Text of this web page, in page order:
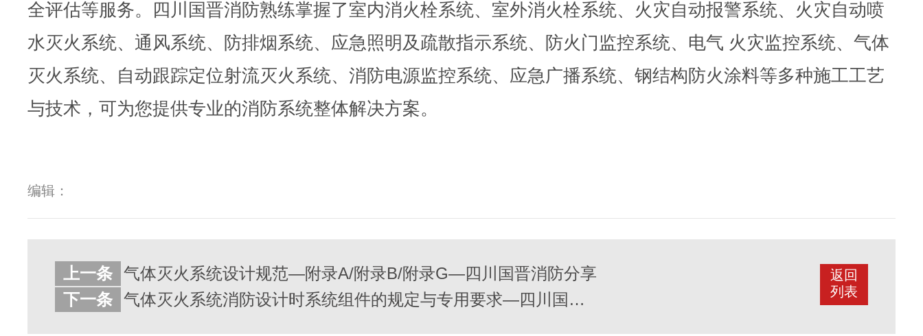
全评估等服务。四川国晋消防熟练掌握了室内消火栓系统、室外消火栓系统、火灾自动报警系统、火灾自动喷
水灭火系统、通风系统、防排烟系统、应急照明及疏散指示系统、防火门监控系统、电气 火灾监控系统、气体
灭火系统、自动跟踪定位射流灭火系统、消防电源监控系统、应急广播系统、钢结构防火涂料等多种施工工艺
与技术，可为您提供专业的消防系统整体解决方案。
编辑：
返回
列表
上一条
气体灭火系统设计规范—附录A/附录B/附录G—四川国晋消防分享
下一条
气体灭火系统消防设计时系统组件的规定与专用要求—四川国晋消防分享